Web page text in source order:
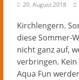
Nachrichten
und
mehr
aus
Herford
20. August 2018
Kirchlengern.
diese Sommer-
nicht ganz auf,
verbringen.
Aqua Fun